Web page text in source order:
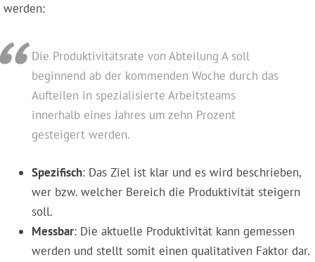
werden:
Die Produktivitätsrate von Abteilung A soll
beginnend ab der kommenden Woche durch das
Aufteilen in spezialisierte Arbeitsteams
innerhalb eines Jahres um zehn Prozent
gesteigert werden.
Spezifisch: Das Ziel ist klar und es wird beschrieben,
wer bzw. welcher Bereich die Produktivität steigern
soll.
Messbar: Die aktuelle Produktivität kann gemessen
werden und stellt somit einen qualitativen Faktor dar.